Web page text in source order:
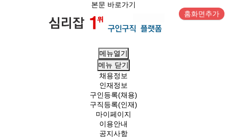
본문 바로가기
홈화면추가
메뉴열기
메뉴 닫기
채용정보
인재정보
구인등록(채용)
구직등록(인재)
마이페이지
이용안내
공지사항